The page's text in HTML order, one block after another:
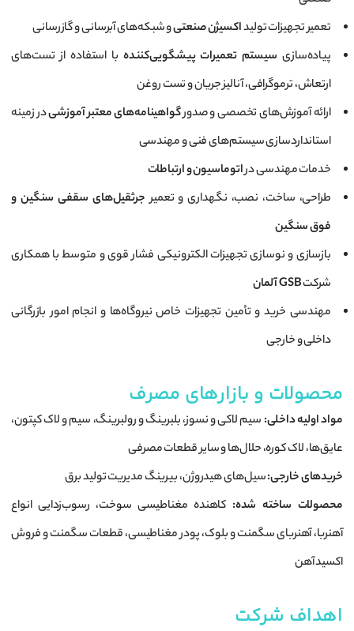
تعمیر تجهیزات تولیداکسیژن صنعتیو شبکه‌های آبرسانی و گازرسانی
پیاده‌سازی سیستم تعمیرات پیشگویی‌کننده با استفاده از تست‌های
ارتعاش، ترموگرافی، آنالیز جریان و تست روغن
ارائه آموزش‌های تخصصی و صدورگواهینامه‌های معتبر آموزشیدر زمینه
استانداردسازی سیستم‌های فنی و مهندسی
خدمات مهندسی دراتوماسیون و ارتباطات
طراحی، ساخت، نصب، نگهداری و تعمیر جرثقیل‌های سقفی سنگین و
فوق سنگین
بازسازی و نوسازی تجهیزات الکترونیکی فشار قوی و متوسط با همکاری
شرکتGSB آلمان
مهندسی خرید و تأمین تجهیزات خاص نیروگاه‌ها و انجام امور بازرگانی
داخلی و خارجی
محصولات و بازارهای مصرف
مواد اولیه داخلی: سیم لاکی و نسوز، بلبرینگ و رولبرینگ، سیم و لاک کپتون،
عایق‌ها، لاک کوره، حلال‌ها و سایر قطعات مصرفی
خریدهای خارجی:سیل‌های هیدروژن، بیرینگ مدیریت تولید برق
محصولات ساخته شده: کاهنده مغناطیسی سوخت، رسوب‌زدایی انواع
آهنربا، آهنربای سگمنت و بلوک، پودر مغناطیسی، قطعات سگمنت و فروش
اکسید آهن
اهداف شرکت